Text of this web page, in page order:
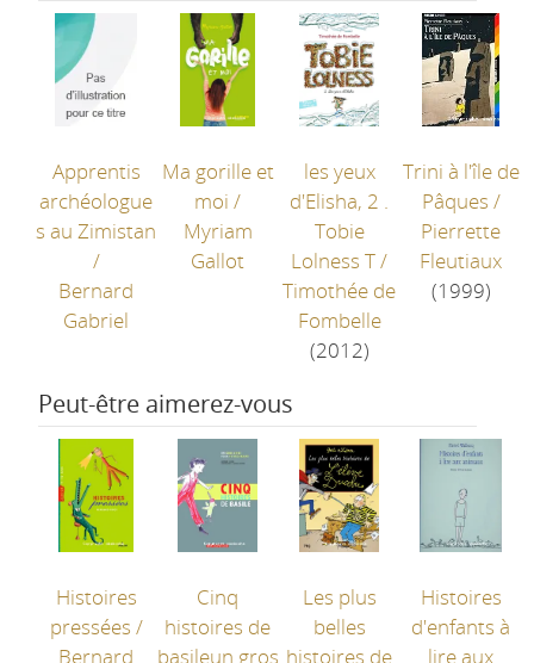
Apprentis
archéologue
s au Zimistan
/
Bernard
Gabriel
Ma gorille et
moi /
Myriam
Gallot
les yeux
d'Elisha, 2 .
Tobie
Lolness T/
Timothée de
Fombelle
(2012)
Trini à l'île de
Pâques /
Pierrette
Fleutiaux
(1999)
Peut-être aimerez-vous
Histoires
pressées /
Bernard
Cinq
histoires de
basileun gros
Les plus
belles
histoires de
Histoires
d'enfants à
lire aux